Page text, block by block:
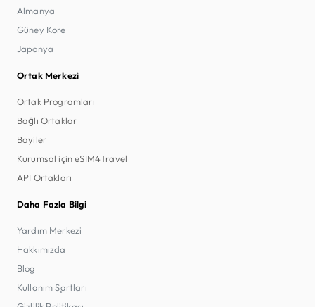
Almanya
Güney Kore
Japonya
Ortak Merkezi
Ortak Programları
Bağlı Ortaklar
Bayiler
Kurumsal için eSIM4Travel
API Ortakları
Daha Fazla Bilgi
Yardım Merkezi
Hakkımızda
Blog
Kullanım Şartları